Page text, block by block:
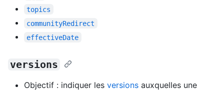
topics
communityRedirect
effectiveDate
versions
Objectif : indiquer les versions auxquelles une